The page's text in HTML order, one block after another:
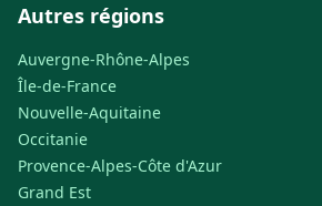
Autres régions
Auvergne-Rhône-Alpes
Île-de-France
Nouvelle-Aquitaine
Occitanie
Provence-Alpes-Côte d'Azur
Grand Est